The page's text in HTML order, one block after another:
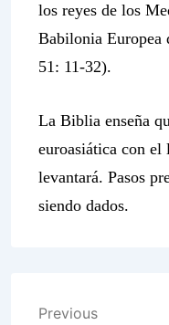
los reyes de los
Babilonia Europea
51: 11-32).
La Biblia enseña
euroasiática con el
levantará. Pasos
siendo dados.
Post
Previous